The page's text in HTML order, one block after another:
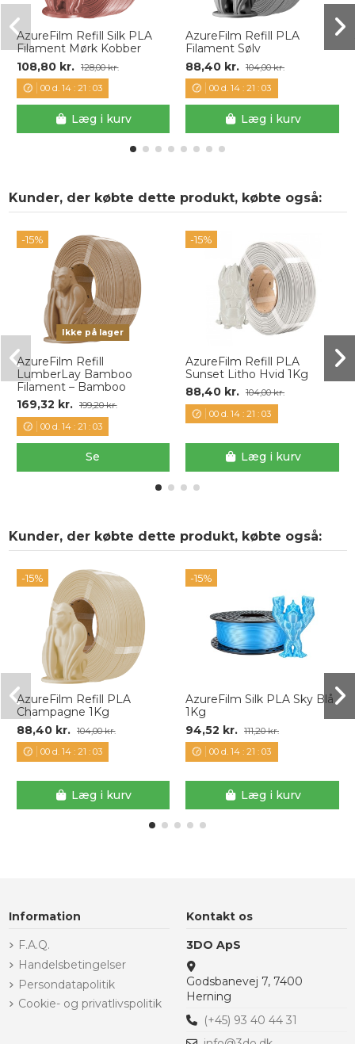
AzureFilm Refill Silk PLA
Filament Mørk Kobber
108,80 kr.
128,00 kr.
00d. 14: 21 : 03
Læg i kurv
AzureFilm Refill PLA
Filament Sølv
88,40 kr. 104,00 kr.
00 d. 14 :21 :03
Læg i kurv
Kunder, der købte dette produkt, købte også:
-15%
Ikke på lager
AzureFilm Refill
LumberLay Bamboo
Filament – Bamboo
169,32 kr.
199,20 kr.
00d. 14: 21 : 03
Se
-15%
AzureFilm Refill PLA
Sunset Litho Hvid 1Kg
88,40 kr. 104,00 kr.
00 d. 14 :21 :03
Læg i kurv
Kunder, der købte dette produkt, købte også:
-15%
AzureFilm Refill PLA
Champagne 1Kg
88,40 kr.
104,00 kr.
00d. 14: 21 : 03
Læg i kurv
-15%
AzureFilm Silk PLA Sky Blå
1Kg
94,52 kr. 111,20 kr.
00 d. 14 :21 :03
Læg i kurv
Information
F.A.Q.
Handelsbetingelser
Persondatapolitik
Cookie- og privatlivspolitik
Kontakt os
3DO ApS
Godsbanevej 7, 7400
Herning
(+45) 93 40 44 31